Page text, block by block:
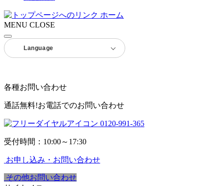
ホーム
MENU CLOSE
Language
各種お問い合わせ
通話無料!お電話でのお問い合わせ
0120-991-365
受付時間：10:00～17:30
お申し込み・お問い合わせ
その他お問い合わせ